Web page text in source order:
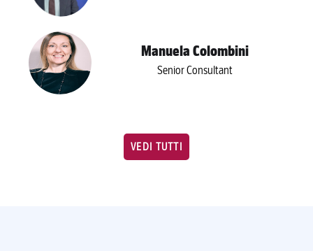
Manuela Colombini
Senior Consultant
VEDI TUTTI